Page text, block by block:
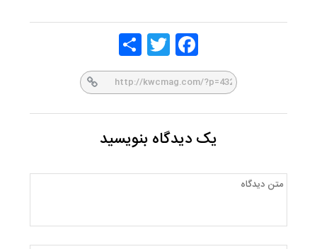
Face
Twitt
یک دیدگاه بنویسید